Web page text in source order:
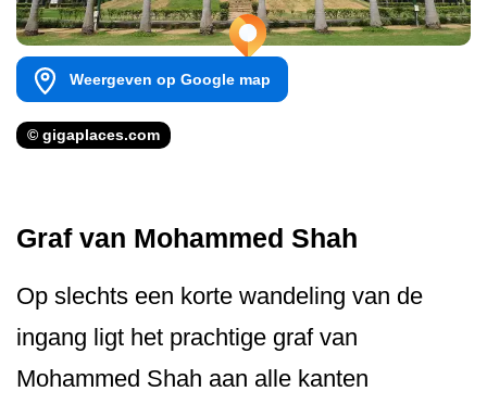
Weergeven op Google map
© gigaplaces.com
Graf van Mohammed Shah
Op slechts een korte wandeling van de
ingang ligt het prachtige graf van
Mohammed Shah aan alle kanten